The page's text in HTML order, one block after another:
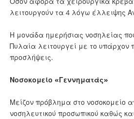
λειτουργούν τα 4 λόγω έλλειψης
Η μονάδα ημερήσιας νοσηλείας
Πυλαία λειτουργεί με το υπάρχον
προσλήψεις.
Νοσοκομείο «Γεννηματάς»
Μείζον πρόβλημα στο νοσοκομείο
νοσηλευτικού προσωπικού καθώς